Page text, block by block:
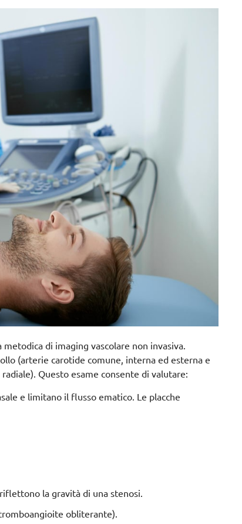
di imaging vascolare non invasiva.
(arterie carotide comune, interna ed esterna e
Questo esame consente di valutare:
e limitano il flusso ematico. Le placche
la gravità di una stenosi.
obliterante).